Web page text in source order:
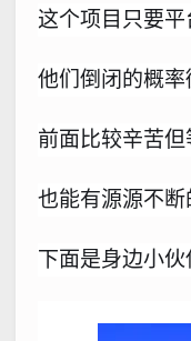
这个项目只要
他们倒闭的概
前面比较辛苦
也能有源源不断
下面是身边小